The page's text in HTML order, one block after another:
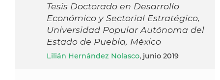
Tesis Doctorado en Desarrollo
Económico y Sectorial Estratégico,
Universidad Popular Autónoma del
Estado de Puebla, México
Lilián Hernández Nolasco, junio 2019